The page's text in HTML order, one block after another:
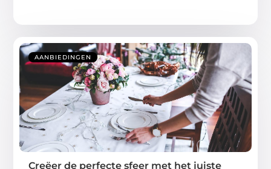
AANBIEDINGEN
Creëer de perfecte sfeer met het juiste